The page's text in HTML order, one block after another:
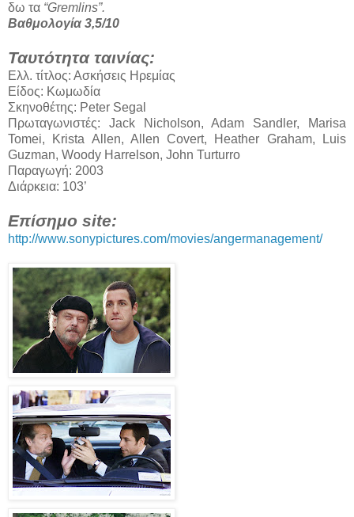
δω τα “Gremlins”.
Βαθμολογία 3,5/10
Ταυτότητα ταινίας:
Ελλ. τίτλος: Ασκήσεις Ηρεμίας
Είδος: Κωμωδία
Σκηνοθέτης: Peter Segal
Πρωταγωνιστές: Jack Nicholson, Adam Sandler, Marisa
Tomei, Krista Allen, Allen Covert, Heather Graham, Luis
Guzman, Woody Harrelson, John Turturro
Παραγωγή: 2003
Διάρκεια: 103’
Επίσημο site:
http://www.sonypictures.com/movies/angermanagement/